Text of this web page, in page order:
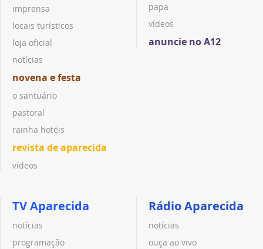
imprensa
locais turísticos
loja oficial
notícias
novena e festa
o santuário
pastoral
rainha hotéis
revista de aparecida
vídeos
papa
vídeos
anuncie no A12
TV Aparecida
notícias
programação
Rádio Aparecida
notícias
ouça ao vivo